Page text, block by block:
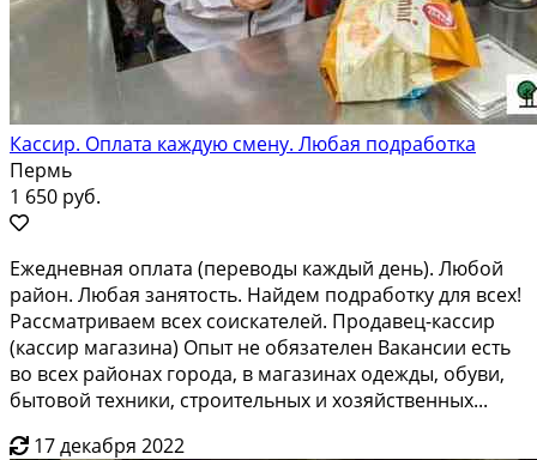
Кассир. Оплата каждую смену. Любая подработка
Пермь
1 650 руб.
Ежедневная оплата (переводы каждый день). Любой
район. Любая занятость. Найдем подработку для всех!
Рассматриваем всех соискателей. Продавец-кассир
(кассир магазина) Опыт не обязателен Вакансии есть
во всех районах города, в магазинах одежды, обуви,
бытовой техники, строительных и хозяйственных...
17 декабря 2022